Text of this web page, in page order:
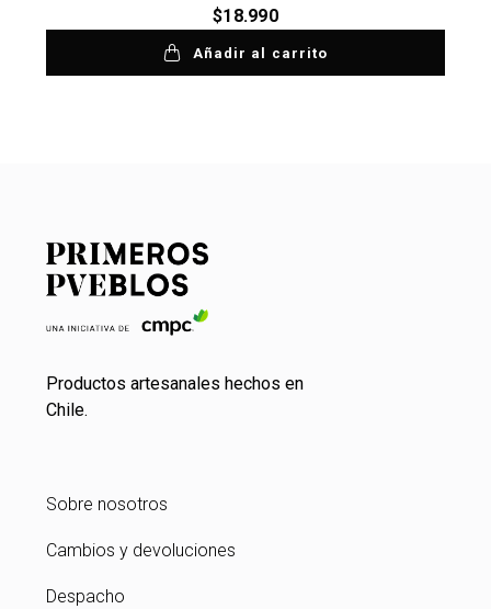
$18.990
Añadir al carrito
Productos artesanales hechos en
Chile.
Sobre nosotros
Cambios y devoluciones
Despacho